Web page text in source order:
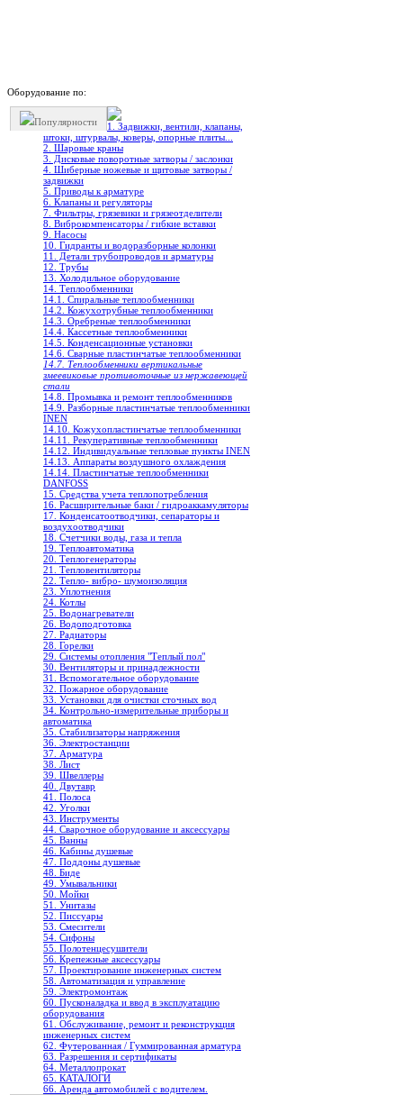
Оборудование по:
Популярности
1. Задвижки, вентили, клапаны,
штоки, штурвалы, коверы, опорные плиты...
2. Шаровые краны
3. Дисковые поворотные затворы / заслонки
4. Шиберные ножевые и щитовые затворы /
задвижки
5. Приводы к арматуре
6. Клапаны и регуляторы
7. Фильтры, грязевики и грязеотделители
8. Виброкомпенсаторы / гибкие вставки
9. Насосы
10. Гидранты и водоразборные колонки
11. Детали трубопроводов и арматуры
12. Трубы
13. Холодильное oборудование
14. Теплообменники
14.1. Спиральные теплообменники
14.2. Кожухотрубные теплообменники
14.3. Оребреные теплообменники
14.4. Кассетные теплообменники
14.5. Конденсационные установки
14.6. Сварные пластинчатые теплообменники
14.7. Теплообменники вертикальные
змеевиковые противоточные из нержавеющей
стали
14.8. Промывка и ремонт теплообменников
14.9. Разборные пластинчатые теплообменники
INEN
14.10. Кожухопластинчатые теплообменники
14.11. Рекуперативные теплообменники
14.12. Индивидуальные тепловые пункты INEN
14.13. Аппараты воздушного охлаждения
14.14. Пластинчатые теплообменники
DANFOSS
15. Средства учета теплопотребления
16. Расширительные баки / гидроаккамуляторы
17. Конденсатоотводчики, сепараторы и
воздухоотводчики
18. Счетчики воды, газа и тепла
19. Теплоавтоматика
20. Теплогенераторы
21. Тепловентиляторы
22. Тепло- вибро- шумоизоляция
23. Уплотнения
24. Котлы
25. Водонагреватели
26. Водоподготовка
27. Радиаторы
28. Горелки
29. Системы отопления "Теплый пол"
30. Вентиляторы и принадлежности
31. Вспомогательное оборудование
32. Пожарное оборудование
33. Установки для очистки сточных вод
34. Контрольно-измерительные приборы и
автоматика
35. Стабилизаторы напряжения
36. Электростанции
37. Арматура
38. Лист
39. Швеллеры
40. Двутавр
41. Полоса
42. Уголки
43. Инструменты
44. Сварочное оборудование и аксессуары
45. Ванны
46. Кабины душевые
47. Поддоны душевые
48. Биде
49. Умывальники
50. Мойки
51. Унитазы
52. Писсуары
53. Смесители
54. Сифоны
55. Полотенцесушители
56. Крепежные аксессуары
57. Проектирование инженерных систем
58. Автоматизация и управление
59. Электромонтаж
60. Пусконаладка и ввод в эксплуатацию
оборудования
61. Обслуживание, ремонт и реконструкция
инженерных систем
62. Футерованная / Гуммированная арматура
63. Разрешения и сертификаты
64. Металлопрокат
65. КАТАЛОГИ
66. Аренда автомобилей с водителем.